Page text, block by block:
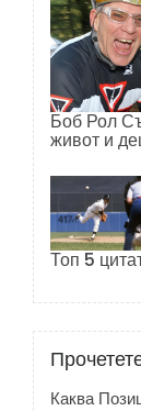
Боб Рол
живот и
Топ 5
Каква